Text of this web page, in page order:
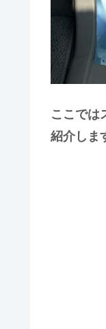
ここでは
紹介しま